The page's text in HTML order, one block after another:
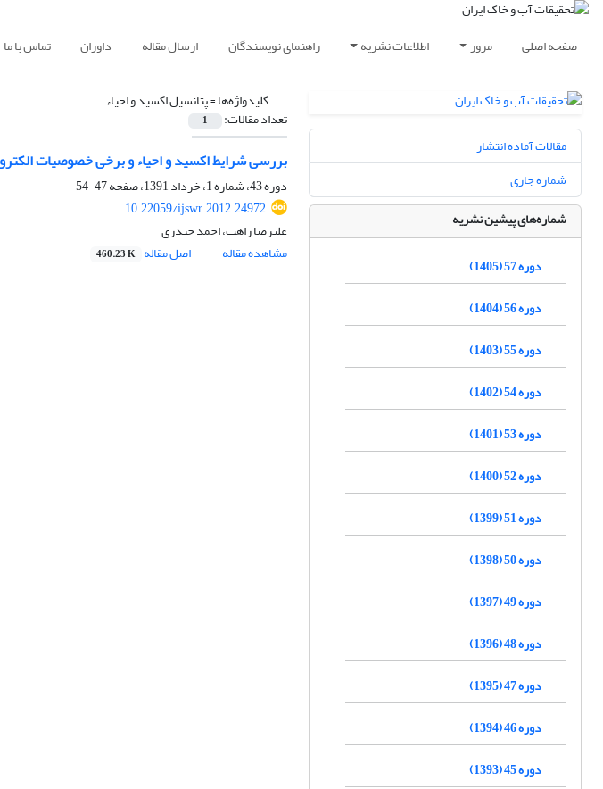
صفحه اصلی مرور اطلاعات نشریه راهنمای نویسندگان ارسال مقاله داوران تماس با ما
کلیدواژه‌ها =پتانسیل اکسید و احیاء
تعداد مقالات: 1
بررسی شرایط اکسید و احیاء و برخی خصوصیات
دوره 43، شماره 1، خرداد 1391، صفحه
47-54
10.22059/ijswr.2012.24972
علیرضا راهب، احمد حیدری
مشاهده مقاله
اصل مقاله 460.23 K
مقالات آماده انتشار
شماره جاری
شماره‌های پیشین نشریه
دوره 57 (1405)
دوره 56 (1404)
دوره 55 (1403)
دوره 54 (1402)
دوره 53 (1401)
دوره 52 (1400)
دوره 51 (1399)
دوره 50 (1398)
دوره 49 (1397)
دوره 48 (1396)
دوره 47 (1395)
دوره 46 (1394)
دوره 45 (1393)